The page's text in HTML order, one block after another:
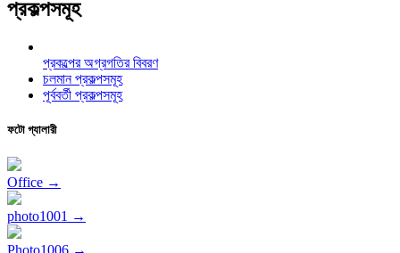
প্রকল্পসমূহ
প্রকল্পের অগ্রগতির বিবরণ
চলমান প্রকল্পসমূহ
পূর্ববর্তী প্রকল্পসমূহ
ফটো গ্যালারী
Office →
photo1001 →
Photo1006 →